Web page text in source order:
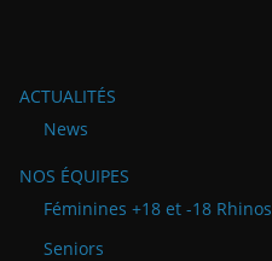
ACTUALITÉS
News
NOS ÉQUIPES
Féminines +18 et -18 Rhinos
Seniors